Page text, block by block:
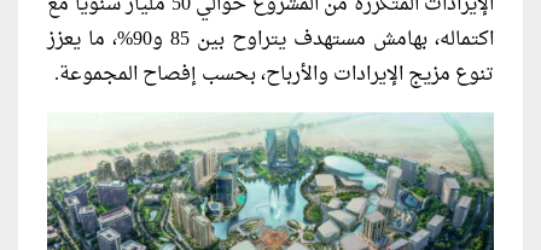
اكتماله، بهامش مستهدف يتراوح بين 85 و90%، ما يعزز
تنوع مزيج الإيرادات والأرباح، بحسب إفصاح المجموعة.